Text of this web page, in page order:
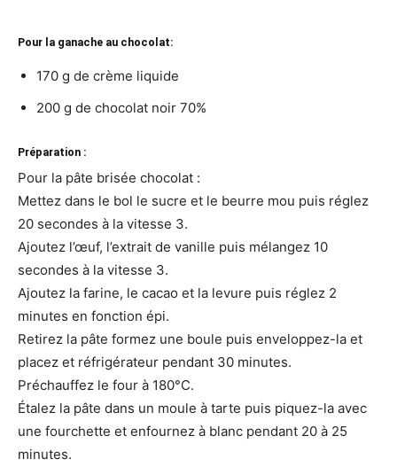
Pour la ganache au chocolat:
170 g de crème liquide
200 g de chocolat noir 70%
Préparation :
Pour la pâte brisée chocolat :
Mettez dans le bol le sucre et le beurre mou puis réglez
20 secondes à la vitesse 3.
Ajoutez l’œuf, l’extrait de vanille puis mélangez 10
secondes à la vitesse 3.
Ajoutez la farine, le cacao et la levure puis réglez 2
minutes en fonction épi.
Retirez la pâte formez une boule puis enveloppez-la et
placez et réfrigérateur pendant 30 minutes.
Préchauffez le four à 180°C.
Étalez la pâte dans un moule à tarte puis piquez-la avec
une fourchette et enfournez à blanc pendant 20 à 25
minutes.